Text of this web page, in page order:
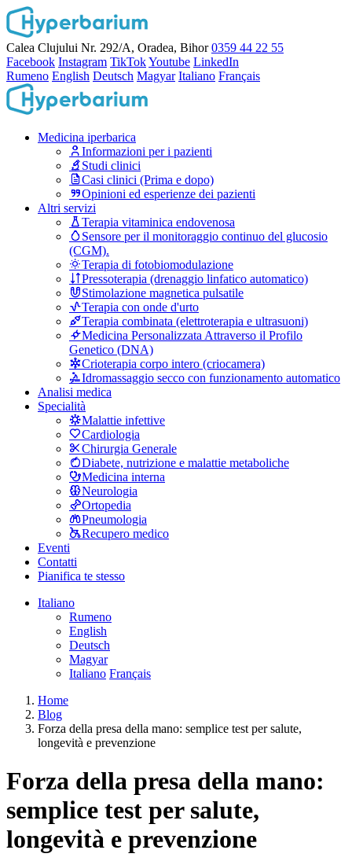
Calea Clujului Nr. 292/A, Oradea, Bihor 0359 44 22 55
Facebook Instagram TikTokYoutube LinkedIn
Rumeno English Deutsch Magyar Italiano Français
Medicina iperbarica
Informazioni per i pazienti
Studi clinici
Casi clinici (Prima e dopo)
Opinioni ed esperienze dei pazienti
Altri servizi
Terapia vitaminica endovenosa
Sensore per il monitoraggio continuo del glucosio
(CGM).
Terapia di fotobiomodulazione
Pressoterapia (drenaggio linfatico automatico)
Stimolazione magnetica pulsatile
Terapia con onde d'urto
Terapia combinata (elettroterapia e ultrasuoni)
Medicina Personalizzata Attraverso il Profilo
Genetico (DNA)
Crioterapia corpo intero (criocamera)
Idromassaggio secco con funzionamento automatico
Analisi medica
Specialità
Malattie infettive
Cardiologia
Chirurgia Generale
Diabete, nutrizione e malattie metaboliche
Medicina interna
Neurologia
Ortopedia
Pneumologia
Recupero medico
Eventi
Contatti
Pianifica te stesso
Italiano
Rumeno
English
Deutsch
Magyar
Italiano Français
Home
Blog
Forza della presa della mano: semplice test per salute,
longevità e prevenzione
Forza della presa della mano:
semplice test per salute,
longevità e prevenzione